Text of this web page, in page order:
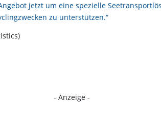
jetzt um eine spezielle
zu unterstützen.“
- Anzeige -